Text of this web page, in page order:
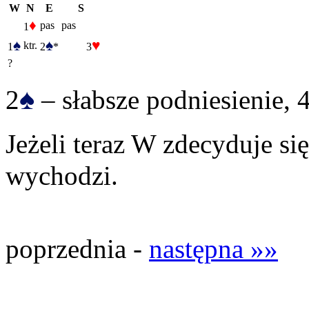
W N E
S
1♦ pas pas
1♠ ktr. 2♠* 3♥
?
2♠ – słabsze podniesienie,
Jeżeli teraz W zdecyduje
wychodzi.
poprzednia - następna »»